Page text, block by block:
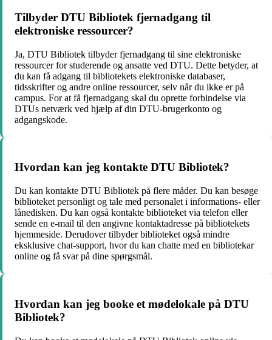
Tilbyder DTU Bibliotek fjernadgang til
elektroniske ressourcer?
Ja, DTU Bibliotek tilbyder fjernadgang til sine elektroniske
ressourcer for studerende og ansatte ved DTU. Dette betyder, at
du kan få adgang til bibliotekets elektroniske databaser,
tidsskrifter og andre online ressourcer, selv når du ikke er på
campus. For at få fjernadgang skal du oprette forbindelse via
DTUs netværk ved hjælp af din DTU-brugerkonto og
adgangskode.
Hvordan kan jeg kontakte DTU Bibliotek?
Du kan kontakte DTU Bibliotek på flere måder. Du kan besøge
biblioteket personligt og tale med personalet i informations- eller
lånedisken. Du kan også kontakte biblioteket via telefon eller
sende en e-mail til den angivne kontaktadresse på bibliotekets
hjemmeside. Derudover tilbyder biblioteket også mindre
eksklusive chat-support, hvor du kan chatte med en bibliotekar
online og få svar på dine spørgsmål.
Hvordan kan jeg booke et mødelokale på DTU
Bibliotek?